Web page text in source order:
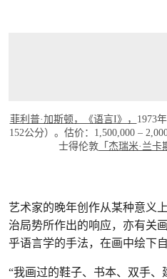
菲利普·加斯顿，《语言I》， 1973
152公分）。估价：1,500,000 –
士得伦敦「杰瑞米·兰卡
艺术家的晚年创作从某种意义
治局势所作出的响应，亦有关
乎语言学的手法，在画中绘下
“我画过的鞋子、书本、双手